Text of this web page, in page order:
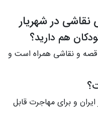
نقاشی در شهریار
هم دارید؟
قصه و نقاشی همراه است و
و برای مهاجرت قابل